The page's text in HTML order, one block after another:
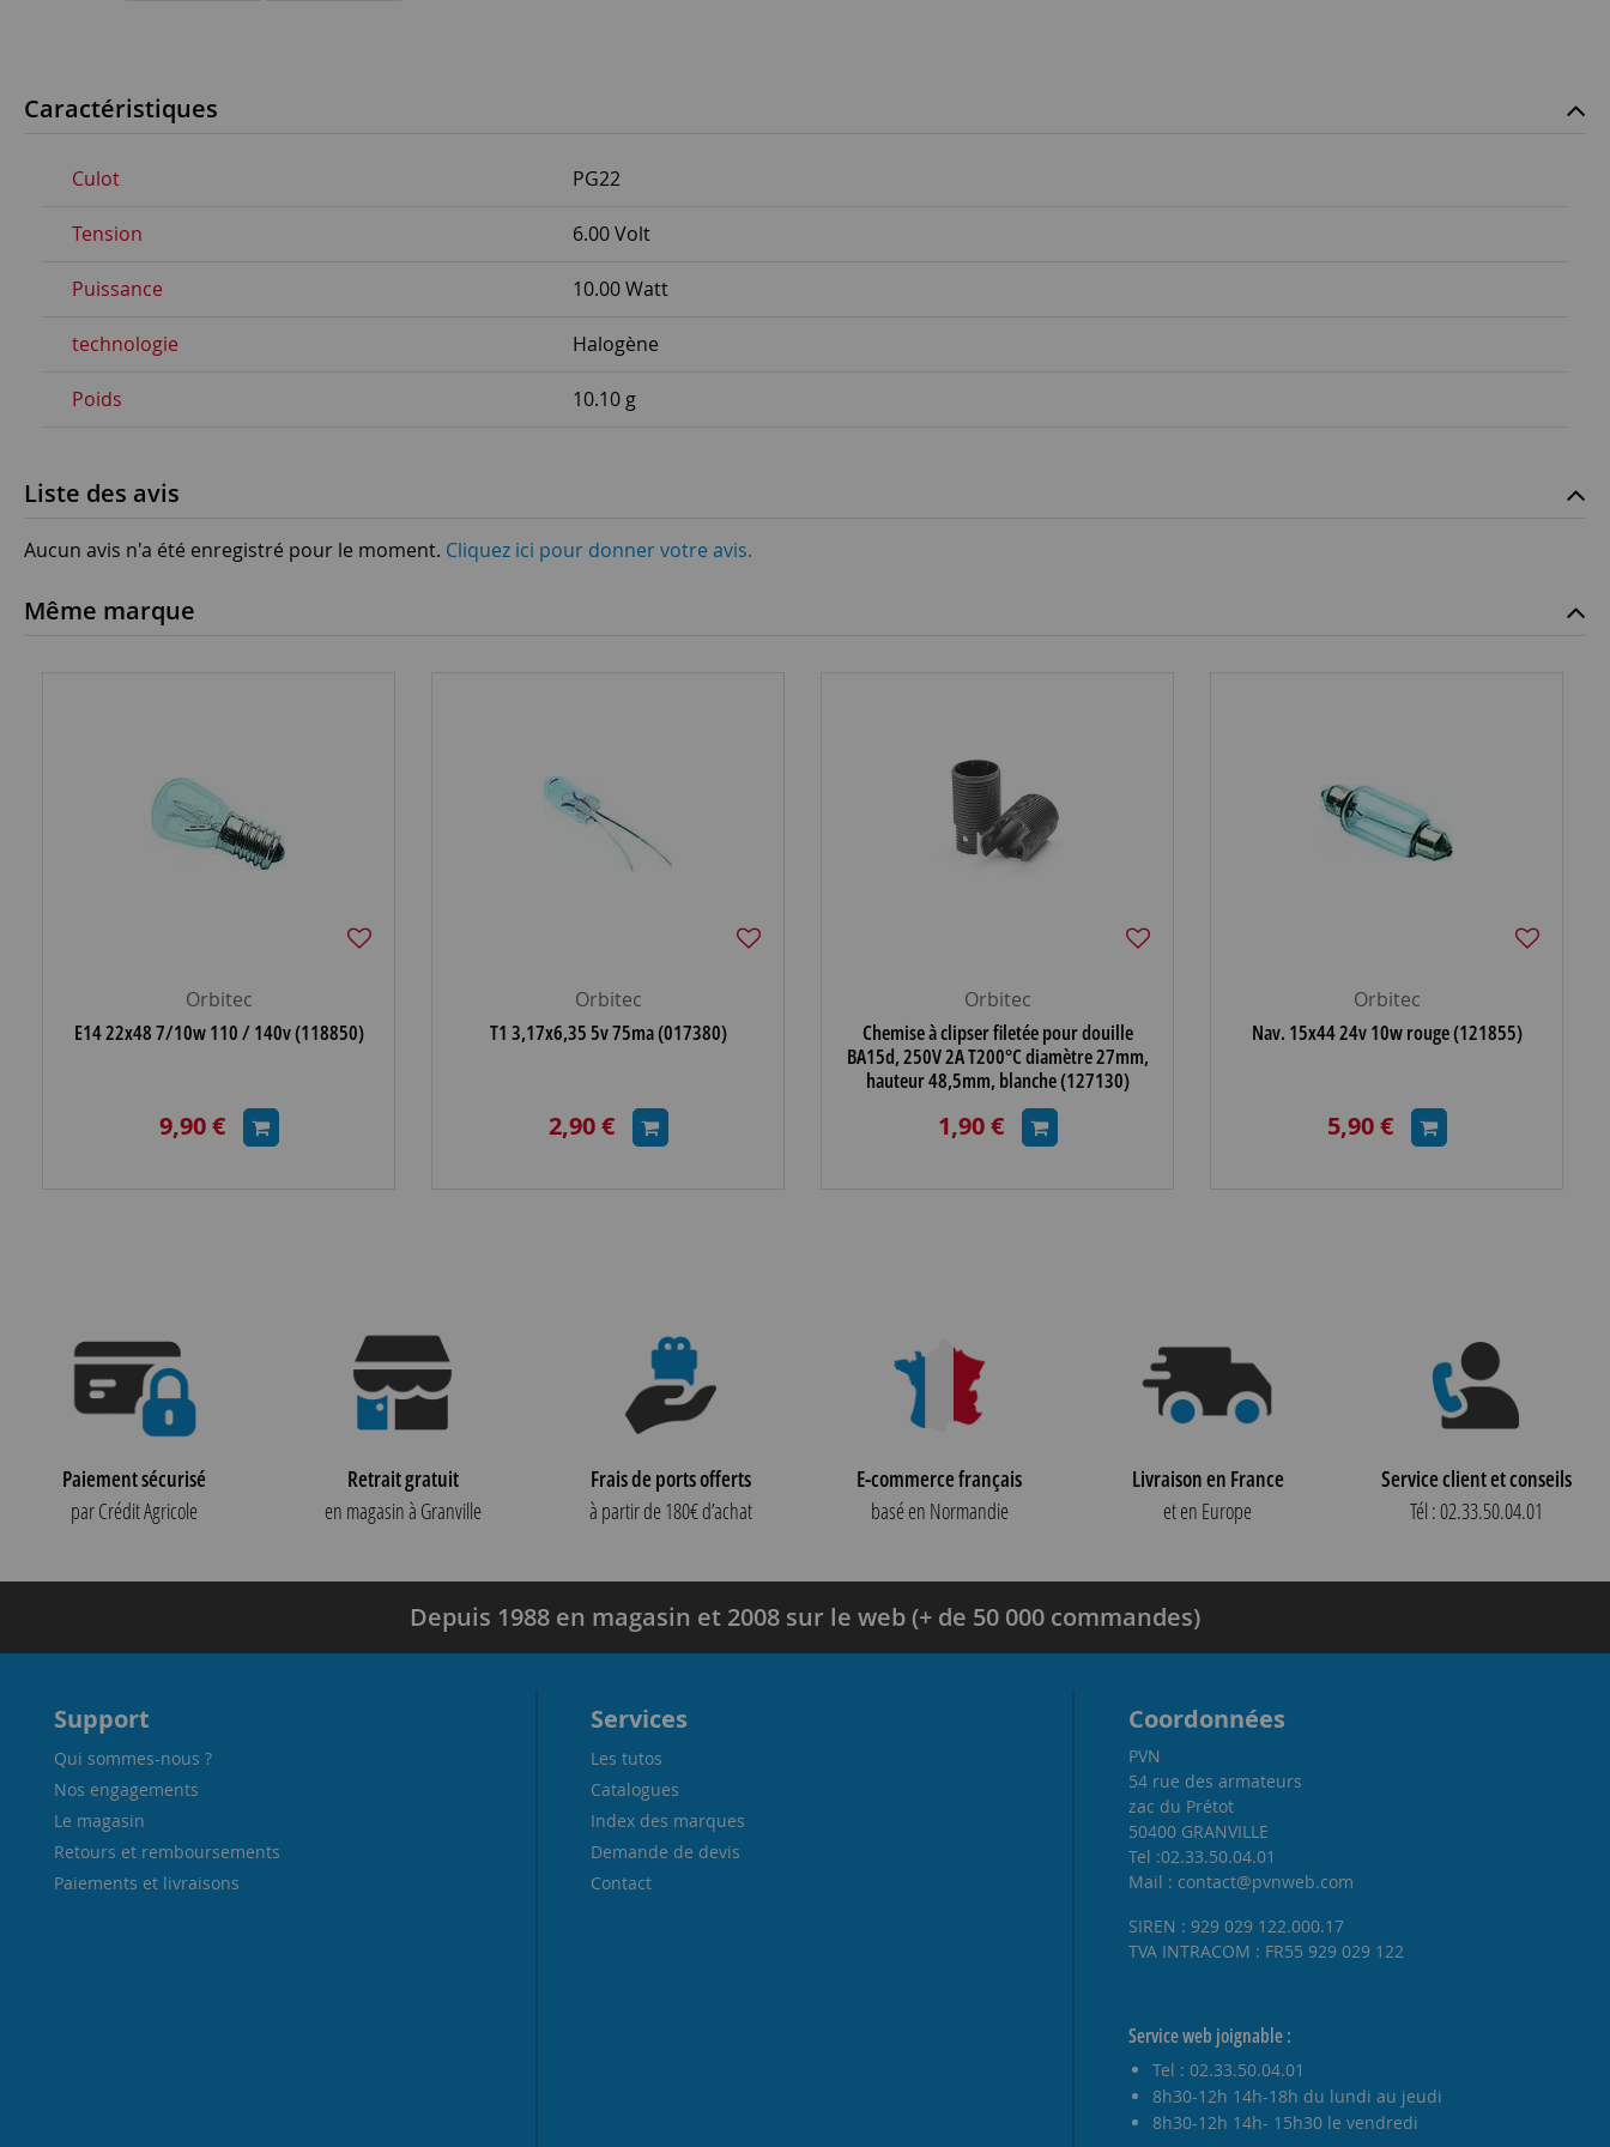
Caractéristiques
Culot PG22
Tension 6.00 Volt
Puissance 10.00 Watt
technologie Halogène
Poids 10.10 g
Liste des avis
Aucun avis n'a été enregistré pour le moment. Cliquez ici pour donner votre avis.
Même marque
Orbitec
E14 22x48 7/10w 110 / 140v (118850)
9,90 €
Orbitec
T1 3,17x6,35 5v 75ma (017380)
2,90 €
Orbitec
Chemise à clipser filetée pour douille
BA15d, 250V 2A T200°C diamètre 27mm,
hauteur 48,5mm, blanche (127130)
1,90 €
Orbitec
Nav. 15x44 24v 10w rouge (121855)
5,90 €
Paiement sécurisé
par Crédit Agricole
Retrait gratuit
en magasin à Granville
Frais de ports offerts
à partir de 180€ d’achat
E-commerce français
basé en Normandie
Livraison en France
et en Europe
Service client et conseils
Tél : 02.33.50.04.01
Depuis 1988 en magasin et 2008 sur le web (+ de 50 000 commandes)
Support
Qui sommes-nous ?
Nos engagements
Le magasin
Retours et remboursements
Paiements et livraisons
Services
Les tutos
Catalogues
Index des marques
Demande de devis
Contact
Coordonnées
PVN
54 rue des armateurs
zac du Prétot
50400 GRANVILLE
Tel :02.33.50.04.01
Mail : contact@pvnweb.com
SIREN : 929 029 122.000.17
TVA INTRACOM : FR55 929 029 122
Service web joignable :
Tel : 02.33.50.04.01
8h30-12h 14h-18h du lundi au jeudi
8h30-12h 14h- 15h30 le vendredi